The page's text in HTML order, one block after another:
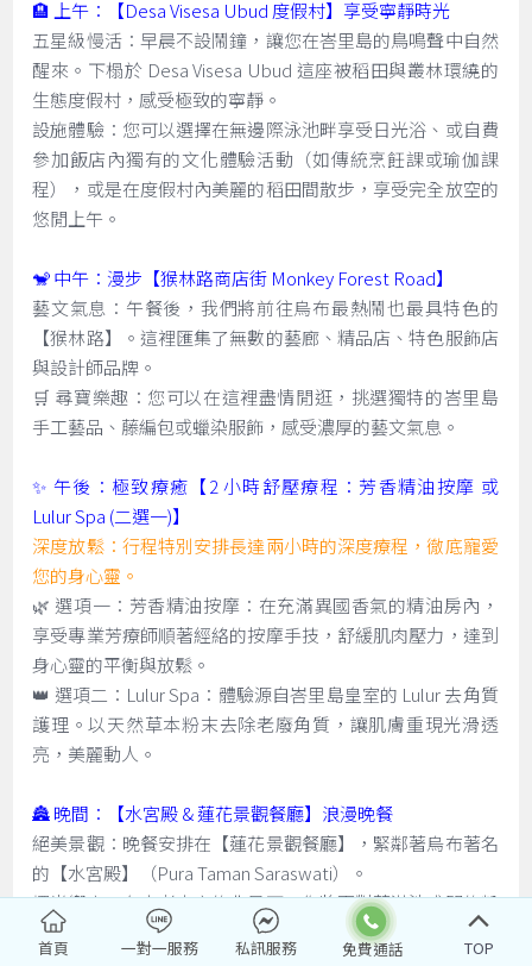
🏨 上午：【Desa Visesa Ubud 度假村】享受寧靜時光
五星級慢活：早晨不設鬧鐘，讓您在峇里島的鳥鳴聲中自然
醒來。下榻於 Desa Visesa Ubud 這座被稻田與叢林環繞的
生態度假村，感受極致的寧靜。
設施體驗：您可以選擇在無邊際泳池畔享受日光浴、或自費
參加飯店內獨有的文化體驗活動（如傳統烹飪課或瑜伽課
程），或是在度假村內美麗的稻田間散步，享受完全放空的
悠閒上午。
🐒 中午：漫步【猴林路商店街 Monkey Forest Road】
藝文氣息：午餐後，我們將前往烏布最熱鬧也最具特色的
【猴林路】。這裡匯集了無數的藝廊、精品店、特色服飾店
與設計師品牌。
🛒 尋寶樂趣：您可以在這裡盡情閒逛，挑選獨特的峇里島
手工藝品、藤編包或蠟染服飾，感受濃厚的藝文氣息。
✨ 午後：極致療癒【2 小時舒壓療程：芳香精油按摩 或
Lulur Spa (二選一)】
深度放鬆：行程特別安排長達兩小時的深度療程，徹底寵愛
您的身心靈。
🌿 選項一：芳香精油按摩：在充滿異國香氣的精油房內，
享受專業芳療師順著經絡的按摩手技，舒緩肌肉壓力，達到
身心靈的平衡與放鬆。
👑 選項二：Lulur Spa：體驗源自峇里島皇室的 Lulur 去角質
護理。以天然草本粉末去除老廢角質，讓肌膚重現光滑透
亮，美麗動人。
🏯 晚間：【水宮殿 & 蓮花景觀餐廳】浪漫晚餐
絕美景觀：晚餐安排在【蓮花景觀餐廳】，緊鄰著烏布著名
的【水宮殿】（Pura Taman Saraswati）。
燭光饗宴：在古老寺廟的背景下，您將面對著滿池盛開的粉
紅蓮花，伴隨著峇里島傳統舞蹈（有時需視表演時間而
首頁 一對一服務 私訊服務 TOP